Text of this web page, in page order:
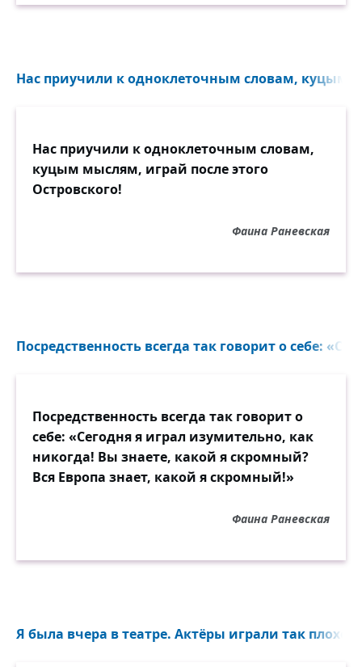
Нас приучили к одноклеточным словам, куцым
Нас приучили к одноклеточным словам,
куцым мыслям, играй после этого
Островского!
Фаина Раневская
Посредственность всегда так говорит о себе:
Посредственность всегда так говорит о
себе: «Сегодня я играл изумительно, как
никогда! Вы знаете, какой я скромный?
Вся Европа знает, какой я скромный!»
Фаина Раневская
Я была вчера в театре. Актёры играли так плохо...